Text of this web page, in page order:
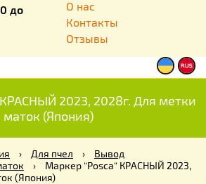
до
О нас
Контакты
Отзывы
2023, 2028г. Для метки
маток (Япония)
› Для пчел ›
Вывод
›
Маркер “Posca“ КРАСНЫЙ 2023,
(Япония)